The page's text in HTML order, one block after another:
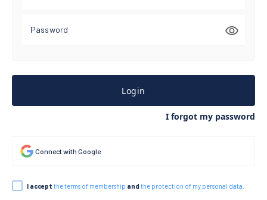
Password
Login
I forgot my password
Connect with Google
I accept the terms of membership and the protection of my personal data.